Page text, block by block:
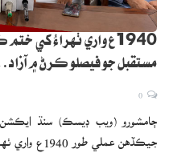
1940ع واري ٺهراءُ
مستقبل جو فيصلو ڪرڻ ۾
ڄامشورو (ويب ڊيسڪ) سنڌ
جيڪڏهن عملي طور 1940ع واري ٺهراءُ ۽ 1973ع جي آئين کي…